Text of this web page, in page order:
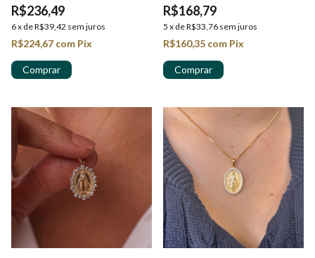
R$236,49
6x deR$39,42 sem juros
R$224,67 com Pix
R$168,79
5 x deR$33,76 sem juros
R$160,35 com Pix